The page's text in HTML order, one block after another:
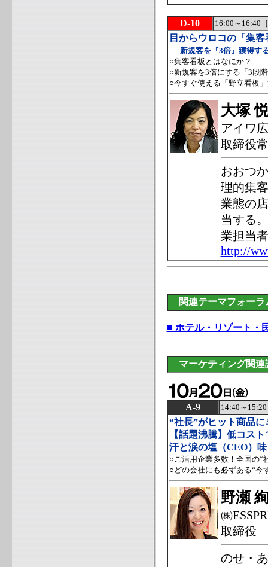
D-10 16:00～16:40
目からウロコの「集
──新規客を『3倍』獲得す
○集客看板とはなにか？
○新規客を3倍にする「3段
○今すぐ使える「野立看板
大塚
アイワ
取締役
おおつ
理的集
業態の
当する
業担当
http://
関連テーマフォーラ
■ ホテル・リゾート・
マーケティング関連
A-9 14:40～
“社長”がヒット商品に
【話題沸騰】低コス
汗と涙の塩（CEO）
○ご活用企業多数！全国の“
○どの会社にも必ずある“今
野瀬
㈱
取締役
のせ・